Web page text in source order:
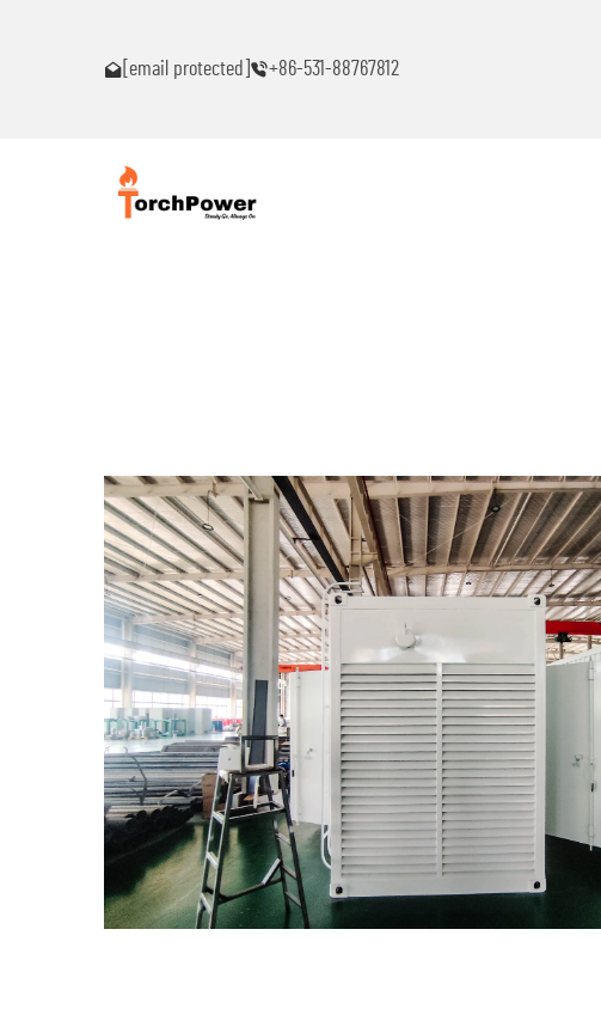
[email protected] +86-531-88767812
anumang problema!